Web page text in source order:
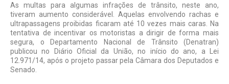
As multas para algumas infrações de trânsito, neste ano,
tiveram aumento considerável. Aquelas envolvendo rachas e
ultrapassagens proi­bidas ficaram até 10 vezes mais caras. Na
tentativa de incentivar os motoristas a diri­gir de forma mais
segura, o Departamento Nacional de Trânsito (Denatran)
publicou no Diário Oficial da União, no início do ano, a Lei
12.971/14, após o projeto passar pela Câmara dos Deputados e
Senado.